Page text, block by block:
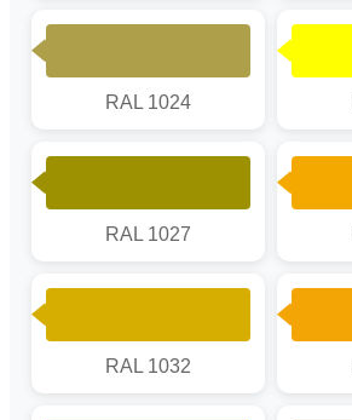
RAL 1024
RAL 1027
RAL 1032